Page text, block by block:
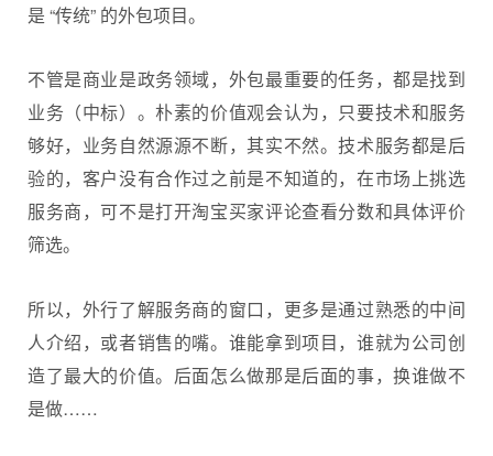
是 “传统” 的外包项目。
不管是商业是政务领域，外包最重要的任务，都是找到
业务（中标）。朴素的价值观会认为，只要技术和服务
够好，业务自然源源不断，其实不然。技术服务都是后
验的，客户没有合作过之前是不知道的，在市场上挑选
服务商，可不是打开淘宝买家评论查看分数和具体评价
筛选。
所以，外行了解服务商的窗口，更多是通过熟悉的中间
人介绍，或者销售的嘴。谁能拿到项目，谁就为公司创
造了最大的价值。后面怎么做那是后面的事，换谁做不
是做……